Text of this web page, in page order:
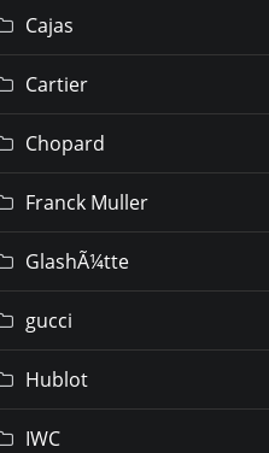
Cajas
Cartier
Chopard
Franck Muller
GlashÃ¼tte
gucci
Hublot
IWC